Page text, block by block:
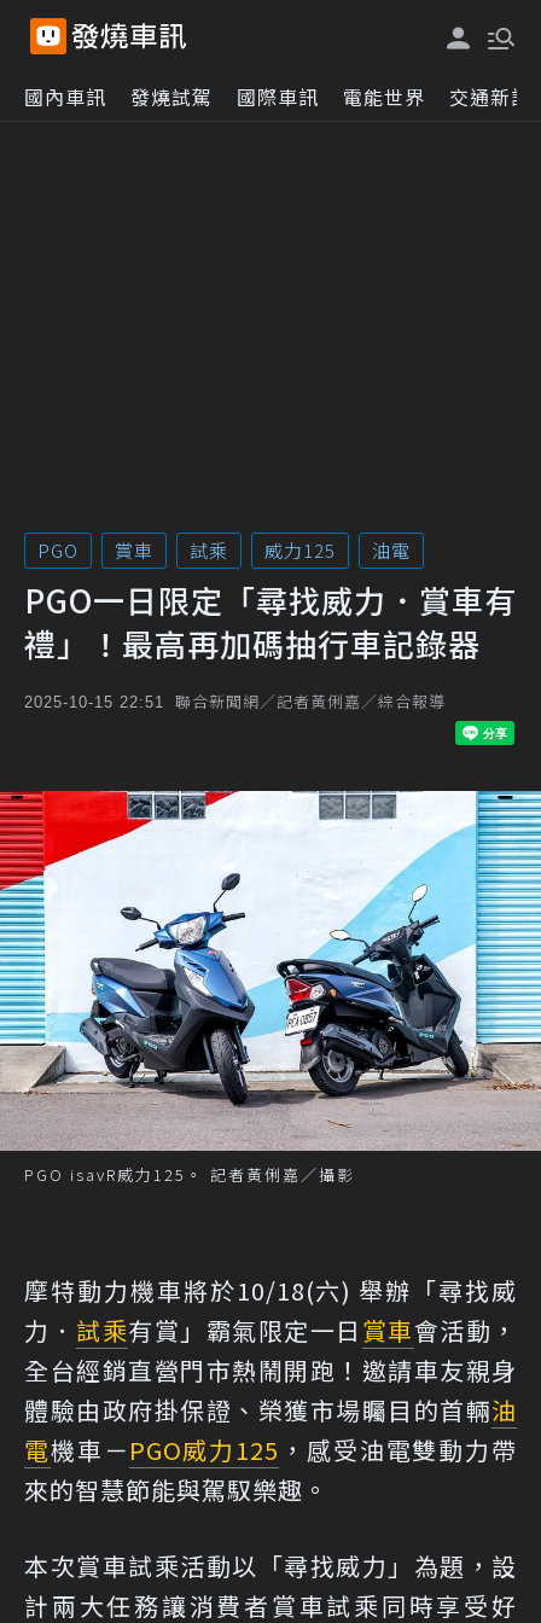
國內車訊 發燒試駕 國際車訊 電能世界 交通新訊
PGO 賞車 試乘 威力125 油電
PGO一日限定「尋找威力．賞車有
禮」！最高再加碼抽行車記錄器
2025-10-15 22:51 聯合新聞網／記者黃俐嘉／綜合報導
PGO isavR威力125。 記者黃俐嘉／攝影
摩特動力機車將於10/18(六) 舉辦「尋找威
力． 試乘有賞」霸氣限定一日 賞車會活動，
全台經銷直營門市熱鬧開跑！邀請車友親身
體驗由政府掛保證、榮獲市場矚目的首輛油
電機車－PGO威力125 ，感受油電雙動力帶
來的智慧節能與駕馭樂趣。
本次賞車試乘活動以「尋找威力」為題，設
計兩大任務讓消費者賞車試乘同時享受好